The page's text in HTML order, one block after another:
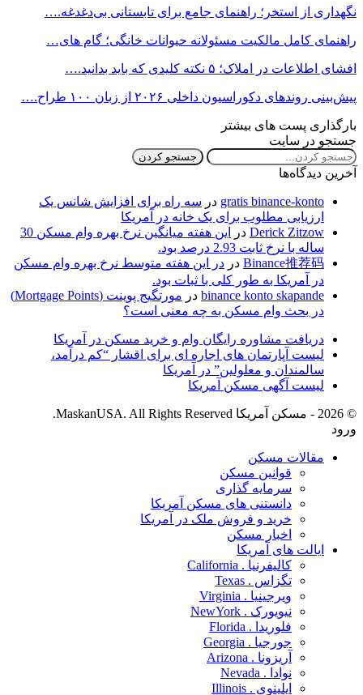
نگهداری از استخر؛ راهنمای جامع برای تابستانی بی‌دغدغه.…
راهنمای کامل مالکیت مسئولانه حیوانات خانگی؛ گام های…
افشای اطلاعات در املاک؛ ۵ نکته کلیدی که باید بدانید.…
پیش‌بینی روندهای دکوراسیون داخلی ۲۰۲۶ از زبان ۱۰۰ طراح.…
بارگذاری پست های بیشتر
جستجو در سایت
آخرین دیدگاه‌ها
gratis binance-konto در سه راه برای افزایش شانس یک
ارزیابی مطلوب برای یک خانه در آمریکا
Derick Zitzow در
این هفته میانگین نرخ بهره وام مسکن 30
ساله با نرخ ثابت 2.93 درصد بود.
Binance推荐码 در در این هفته متوسط نرخ بهره وام مسکن
در آمریکا به طور کلی با ثبات بود.
binance konto skapande در
مورتگیج پوینت (Mortgage Points)
در بحث وام مسکن به چه معنی است؟
دریافت مشاوره رایگان وام و خرید مسکن در آمریکا
لیست آپارتمان های اجاره ای­ برای اقشار “کم درآمد،
سالمندان و معلولین” در آمریکا
لیست آگهی مسکن آمریکا
© 2026 - مسکن آمریکا MaskanUSA. All Rights Reserved.
ورود
مقالات مسکن
قوانین مسکن
سرمایه گذاری
دانستنی های مسکن آمریکا
خرید و فروش ملک در آمریکا
اخبار مسکن
ایالت های آمریکا
کالیفرنیا . California
تگزاس . Texas
ویرجینیا . Virginia
نیویورک . NewYork
فلوریدا . Florida
جورجیا . Georgia
آریزونا . Arizona
نوادا . Nevada
ایلینوی . Illinois